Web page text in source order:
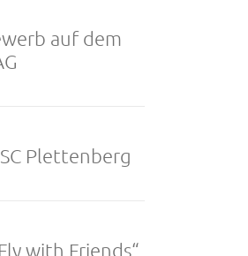
auf dem
Plettenberg
with Friends“